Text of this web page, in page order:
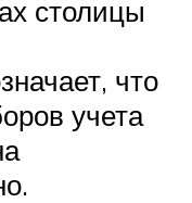
столицы
что
учета